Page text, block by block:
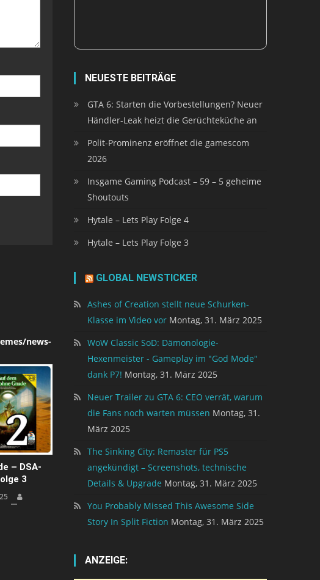
news-
– DSA-
3
NEUESTE BEITRÄGE
GTA 6: Starten die Vorbestellungen? Neuer
Händler-Leak heizt die Gerüchteküche an
Polit-Prominenz eröffnet die gamescom
2026
Insgame Gaming Podcast – 59 – 5 geheime
Shoutouts
Hytale – Lets Play Folge 4
Hytale – Lets Play Folge 3
GLOBAL NEWSTICKER
Ashes of Creation stellt neue Schurken-
Klasse im Video vor Montag, 31. März 2025
WoW Classic SoD: Dämonologie-
Hexenmeister - Gameplay im "God Mode"
dank P7! Montag, 31. März 2025
Neuer Trailer zu GTA 6: CEO verrät, warum
die Fans noch warten müssen Montag, 31.
März 2025
The Sinking City: Remaster für PS5
angekündigt – Screenshots, technische
Details & Upgrade Montag, 31. März 2025
You Probably Missed This Awesome Side
Story In Split Fiction Montag, 31. März 2025
ANZEIGE: